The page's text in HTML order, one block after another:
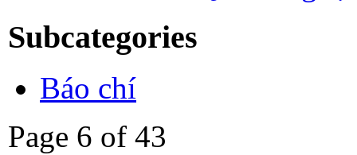
Subcategories
Báo chí
Page 6 of 43